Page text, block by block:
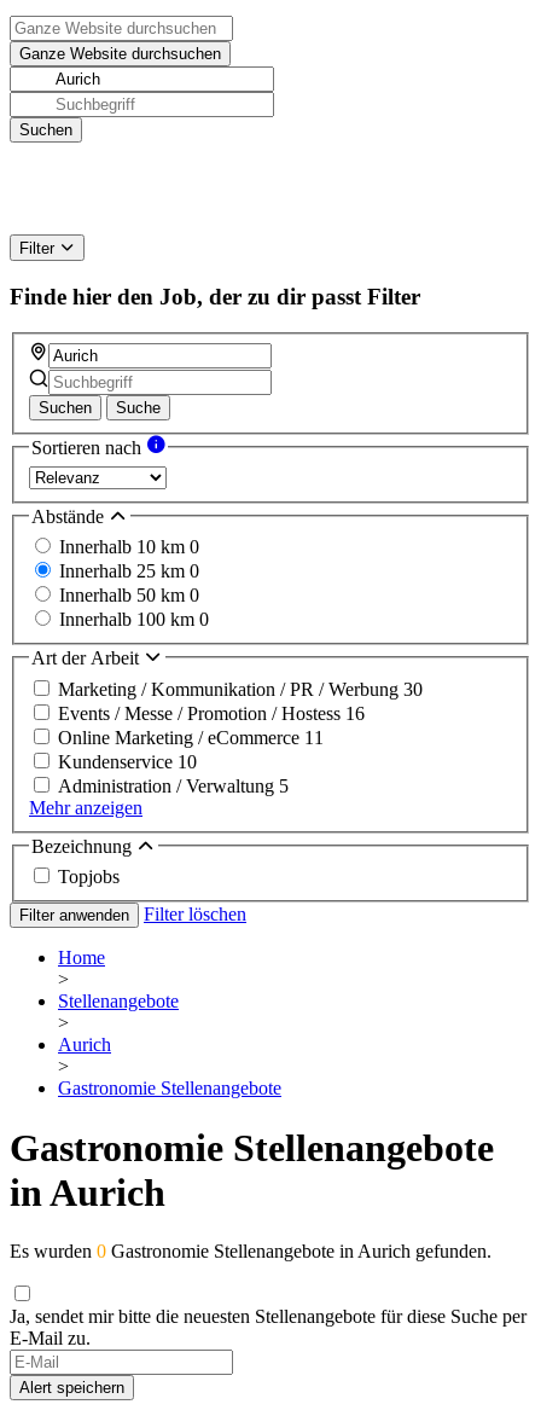
Filter
Finde hier den Job, der zu dir passt Filter
Suchen Suche
Sortieren nach
Abstände
Innerhalb 10 km 0
Innerhalb 25 km 0
Innerhalb 50 km 0
Innerhalb 100 km 0
Art der Arbeit
Marketing / Kommunikation / PR / Werbung 30
Events / Messe / Promotion / Hostess 16
Online Marketing / eCommerce 11
Kundenservice 10
Administration / Verwaltung 5
Mehr anzeigen
Bezeichnung
Topjobs
Filter anwenden Filter löschen
Home
>
Stellenangebote
>
Aurich
>
Gastronomie Stellenangebote
Gastronomie Stellenangebote
in Aurich
Es wurden 0 Gastronomie Stellenangebote in Aurich gefunden.
Ja, sendet mir bitte die neuesten Stellenangebote für diese Suche per
E-Mail zu.
Alert speichern